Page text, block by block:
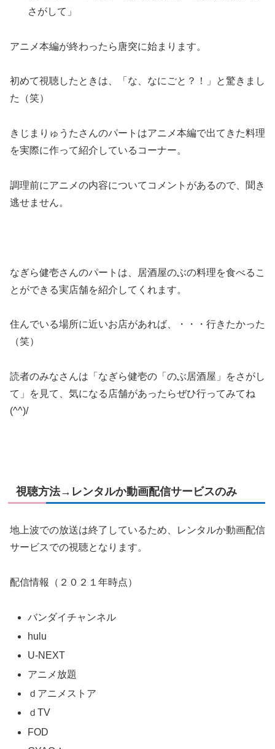
さがして」
アニメ本編が終わったら唐突に始まります。
初めて視聴したときは、「な、なにごと？！」と驚きまし
た（笑）
きじまりゅうたさんのパートはアニメ本編で出てきた料理
を実際に作って紹介しているコーナー。
調理前にアニメの内容についてコメントがあるので、聞き
逃せません。
なぎら健壱さんのパートは、居酒屋のぶの料理を食べるこ
とができる実店舗を紹介してくれます。
住んでいる場所に近いお店があれば、・・・行きたかった
（笑）
読者のみなさんは「なぎら健壱の「のぶ居酒屋」をさがし
て」を見て、気になる店舗があったらぜひ行ってみてね
(^^)/
視聴方法→レンタルか動画配信サービスのみ
地上波での放送は終了しているため、レンタルか動画配信
サービスでの視聴となります。
配信情報（２０２１年時点）
バンダイチャンネル
hulu
U-NEXT
アニメ放題
ｄアニメストア
ｄTV
FOD